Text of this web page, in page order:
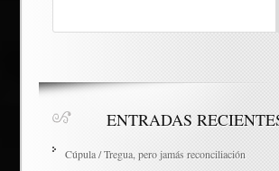
ENTRADAS
Cúpula / Tregua, pero jamás reconciliación